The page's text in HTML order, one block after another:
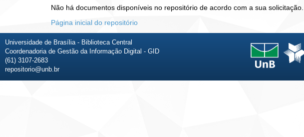
Não há documentos disponíveis no repositório de acordo com a sua solicitação.
Página inicial do repositório
Universidade de Brasília - Biblioteca Central
Coordenadoria de Gestão da Informação Digital - GID
(61) 3107-2683
repositorio@unb.br